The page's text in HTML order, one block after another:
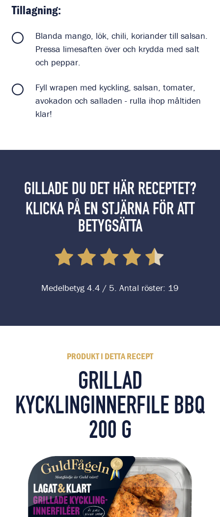
Tillagning:
Blanda mango, lök, chili, koriander till salsan.
Pressa limesaften över och krydda med salt
och peppar.
Fyll wrapen med kyckling, salsan, tomater,
avokadon och salladen - rulla ihop måltiden
klar!
GILLADE DU DET HÄR RECEPTET?
KLICKA PÅ EN STJÄRNA FÖR ATT
BETYGSÄTTA
Medelbetyg 4.4 / 5. Antal röster: 19
PRODUKT I DETTA RECEPT
GRILLAD
KYCKLINGINNERFILE BBQ
200 G